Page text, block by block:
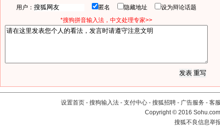
用户： 匿名 隐藏地址
设为辩论话题
*搜狗拼音输入法，中文处理专家>>
设置首页 - 搜狗输入法 - 支付中心 - 搜狐招聘 - 广告服务 - 客
Copyright©2016
搜狐不良信息举